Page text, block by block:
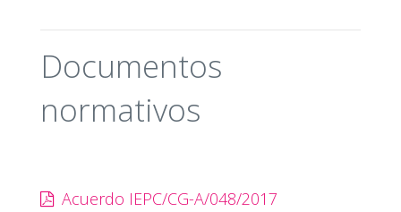
ELECCIÓN DE MIEMBROS DE
AYUNTAMIENTO ANTE EL
ELECTORAL RESPECTIVO.
INDEPENDIENTES A
GOBERNADOR
Documentos
normativos
Acuerdo IEPC/CG-A/048/2017